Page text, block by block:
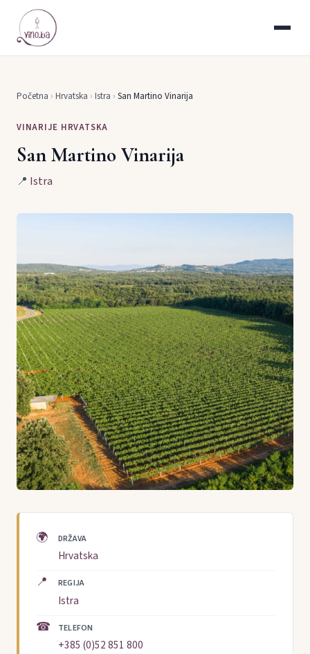
Početna › Hrvatska › Istra › San Martino Vinarija
VINARIJE HRVATSKA
San Martino Vinarija
📍 Istra
🌍 DRŽAVA
Hrvatska
📍 REGIJA
Istra
☎ TELEFON
+385 (0)52 851 800